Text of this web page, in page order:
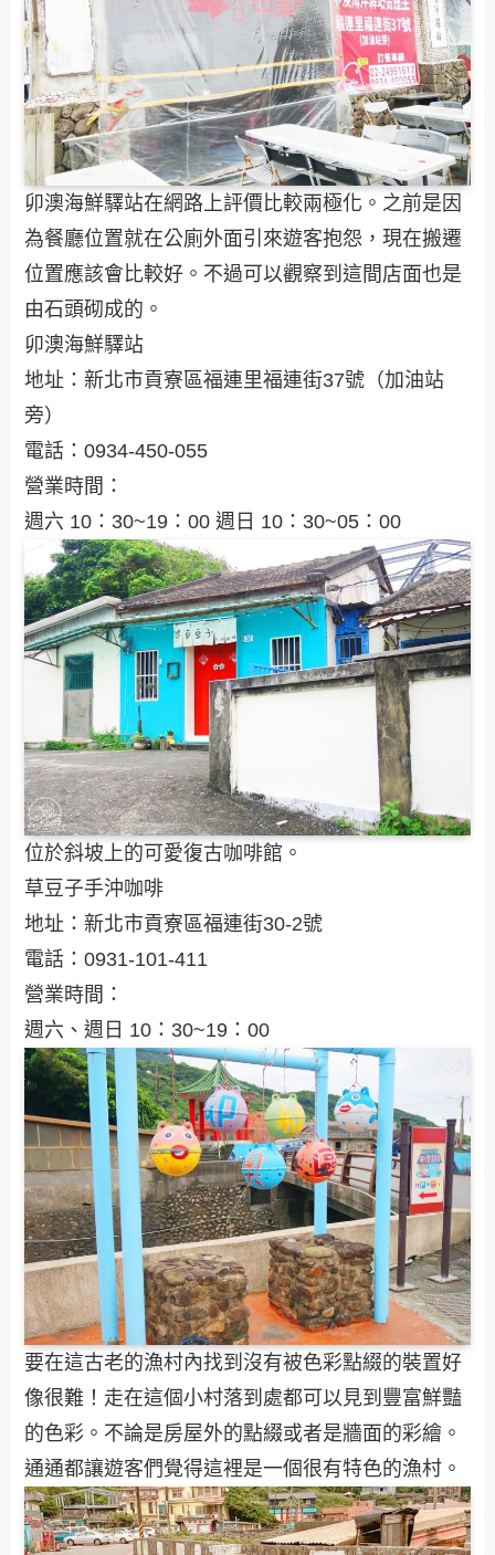
卯澳海鮮驛站在網路上評價比較兩極化。之前是因
為餐廳位置就在公廁外面引來遊客抱怨，現在搬遷
位置應該會比較好。不過可以觀察到這間店面也是
由石頭砌成的。
卯澳海鮮驛站
地址：新北市貢寮區福連里福連街37號（加油站
旁）
電話：0934-450-055
營業時間：
週六 10：30~19：00 週日 10：30~05：00
位於斜坡上的可愛復古咖啡館。
草豆子手沖咖啡
地址：新北市貢寮區福連街30-2號
電話：0931-101-411
營業時間：
週六、週日 10：30~19：00
要在這古老的漁村內找到沒有被色彩點綴的裝置好
像很難！走在這個小村落到處都可以見到豐富鮮豔
的色彩。不論是房屋外的點綴或者是牆面的彩繪。
通通都讓遊客們覺得這裡是一個很有特色的漁村。